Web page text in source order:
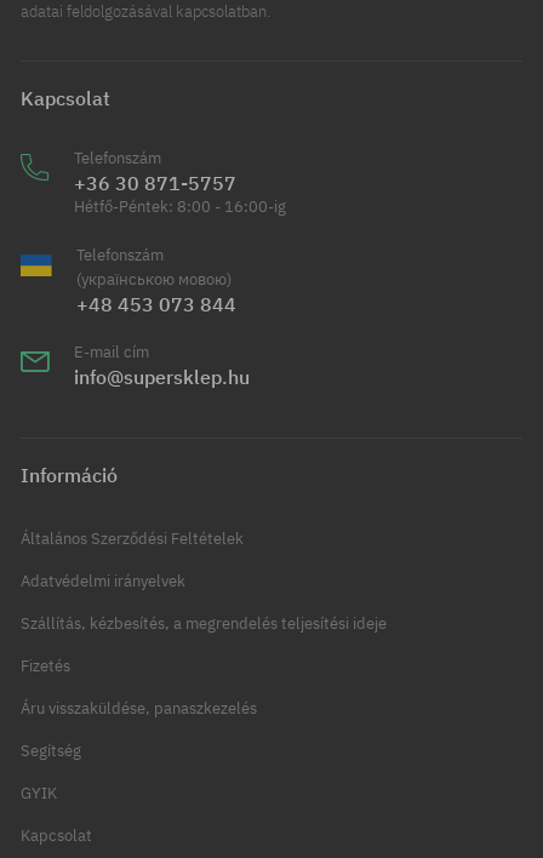
adatai feldolgozásával kapcsolatban.
Kapcsolat
Telefonszám
+36 30 871-5757
Hétfő-Péntek: 8:00 - 16:00-ig
Telefonszám
(українською мовою)
+48 453 073 844
E-mail cím
info@supersklep.hu
Információ
Általános Szerződési Feltételek
Adatvédelmi irányelvek
Szállítás, kézbesítés, a megrendelés teljesítési ideje
Fizetés
Áru visszaküldése, panaszkezelés
Segítség
GYIK
Kapcsolat